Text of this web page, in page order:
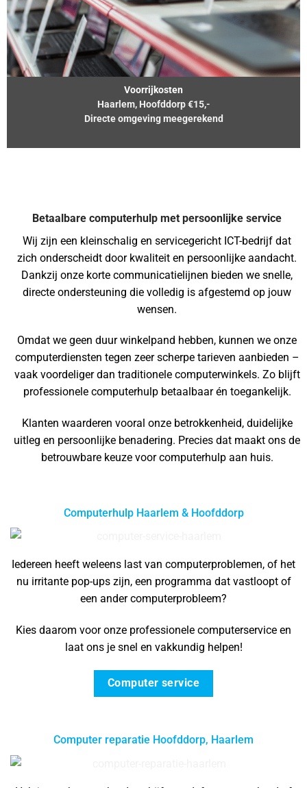
Voorrijkosten
Haarlem, Hoofddorp €15,-
Directe omgeving meegerekend
Betaalbare computerhulp met persoonlijke service
Wij zijn een kleinschalig en servicegericht ICT-bedrijf dat
zich onderscheidt door kwaliteit en persoonlijke aandacht.
Dankzij onze korte communicatielijnen bieden we snelle,
directe ondersteuning die volledig is afgestemd op jouw
wensen.
Omdat we geen duur winkelpand hebben, kunnen we onze
computerdiensten tegen zeer scherpe tarieven aanbieden –
vaak voordeliger dan traditionele computerwinkels. Zo blijft
professionele computerhulp betaalbaar én toegankelijk.
Klanten waarderen vooral onze betrokkenheid, duidelijke
uitleg en persoonlijke benadering. Precies dat maakt ons de
betrouwbare keuze voor computerhulp aan huis.
Computerhulp Haarlem & Hoofddorp
Iedereen heeft weleens last van computerproblemen, of het
nu irritante pop-ups zijn, een programma dat vastloopt of
een ander computerprobleem?
Kies daarom voor onze professionele computerservice en
laat ons je snel en vakkundig helpen!
Computer service
Computer reparatie Hoofddorp, Haarlem